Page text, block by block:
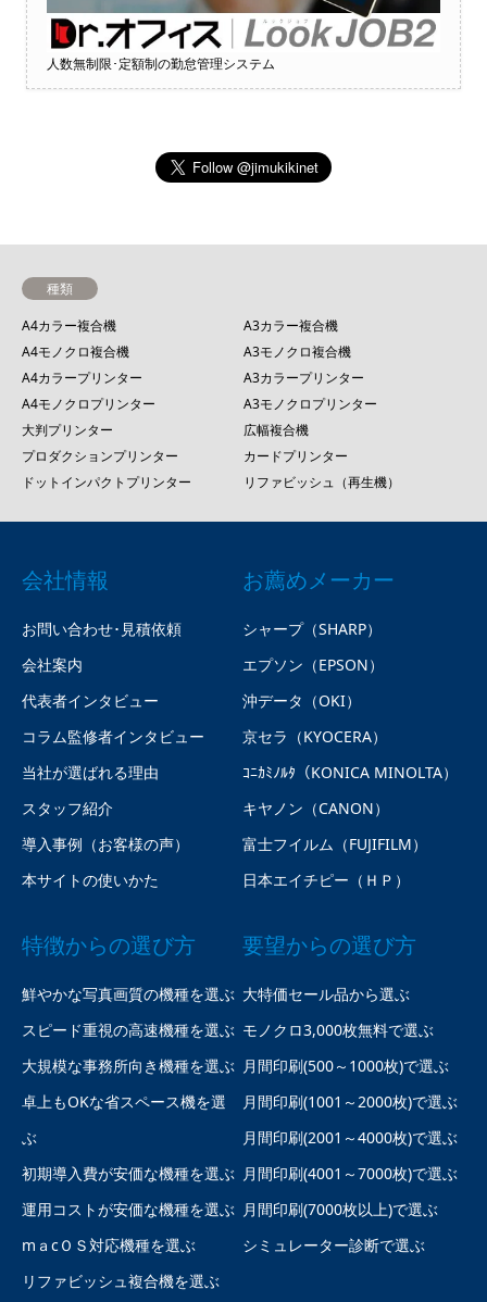
人数無制限･定額制の勤怠管理システム
種類
A4カラー複合機
A3カラー複合機
A4モノクロ複合機
A3モノクロ複合機
A4カラープリンター
A3カラープリンター
A4モノクロプリンター
A3モノクロプリンター
大判プリンター
広幅複合機
プロダクションプリンター
カードプリンター
ドットインパクトプリンター
リファビッシュ（再生機）
会社情報
お問い合わせ･見積依頼
会社案内
代表者インタビュー
コラム監修者インタビュー
当社が選ばれる理由
スタッフ紹介
導入事例（お客様の声）
本サイトの使いかた
お薦めメーカー
シャープ（SHARP）
エプソン（EPSON）
沖データ（OKI）
京セラ（KYOCERA）
ｺﾆｶﾐﾉﾙﾀ（KONICA MINOLTA）
キヤノン（CANON）
富士フイルム（FUJIFILM）
日本エイチピー（ＨＰ）
特徴からの選び方
鮮やかな写真画質の機種を選ぶ
スピード重視の高速機種を選ぶ
大規模な事務所向き機種を選ぶ
卓上もOKな省スペース機を選
ぶ
初期導入費が安価な機種を選ぶ
運用コストが安価な機種を選ぶ
mａcＯＳ対応機種を選ぶ
リファビッシュ複合機を選ぶ
要望からの選び方
大特価セール品から選ぶ
モノクロ3,000枚無料で選ぶ
月間印刷(500～1000枚)で選ぶ
月間印刷(1001～2000枚)で選ぶ
月間印刷(2001～4000枚)で選ぶ
月間印刷(4001～7000枚)で選ぶ
月間印刷(7000枚以上)で選ぶ
シミュレーター診断で選ぶ